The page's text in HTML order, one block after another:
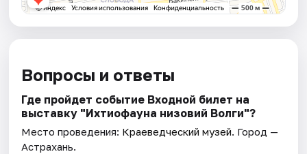
Вопросы и ответы
Где пройдет событие Входной билет на
выставку "Ихтиофауна низовий Волги"?
Место проведения: Краеведческий музей. Город —
Астрахань.